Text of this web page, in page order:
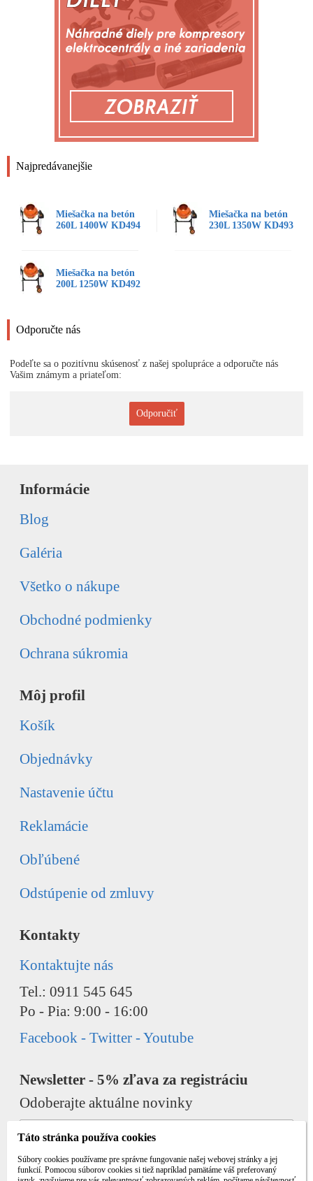
Najpredávanejšie
Miešačka na betón
260L 1400W KD494
Miešačka na betón
230L 1350W KD493
Miešačka na betón
200L 1250W KD492
Odporučte nás
Podeľte sa o pozitívnu skúsenosť z našej spolupráce a odporučte nás
Vašim známym a priateľom:
Odporučiť
Informácie
Blog
Galéria
Všetko o nákupe
Obchodné podmienky
Ochrana súkromia
Môj profil
Košík
Objednávky
Nastavenie účtu
Reklamácie
Obľúbené
Odstúpenie od zmluvy
Kontakty
Kontaktujte nás
Tel.: 0911 545 645
Po - Pia: 9:00 - 16:00
Facebook - Twitter - Youtube
Newsletter - 5% zľava za registráciu
Odoberajte aktuálne novinky
Táto stránka používa cookies
Súbory cookies používame pre správne fungovanie našej webovej stránky a jej
funkcií. Pomocou súborov cookies si tiež napríklad pamätáme váš preferovaný